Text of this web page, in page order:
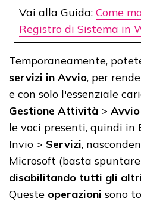
Vai alla Guida: Come
Registro di Sistema in
Temporaneamente,
servizi in Avvio, per
e con solo l'essenziale
Gestione Attività > Avvio
le voci presenti, quindi in
Invio > Servizi,
Microsoft (basta
disabilitando tutti gli
Queste operazioni sono